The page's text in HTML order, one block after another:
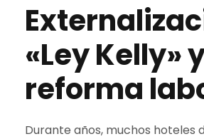
«Ley Kelly»
reforma
Durante años, muchos hoteles